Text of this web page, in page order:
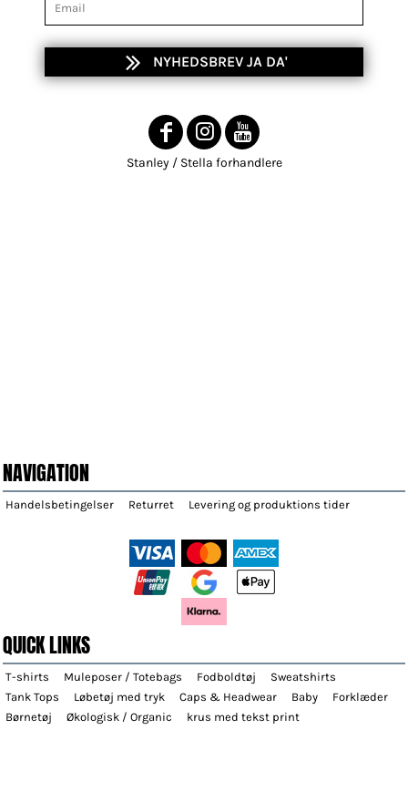
NYHEDSBREV JA DA'
Stanley / Stella forhandlere
NAVIGATION
Handelsbetingelser Returret Levering og produktions tider
QUICK LINKS
T-shirts Muleposer / Totebags Fodboldtøj
Sweatshirts
Tank Tops
Løbetøj med tryk Caps & Headwear Baby
Forklæder
Børnetøj
Økologisk / Organic krus med tekst print